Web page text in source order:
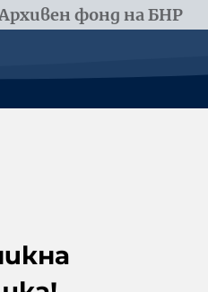
фонд на БНР